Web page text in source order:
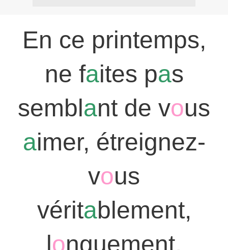
En ce printemps,
ne faites pas
semblant de vous
aimer, étreignez-
vous
véritablement,
longuement,